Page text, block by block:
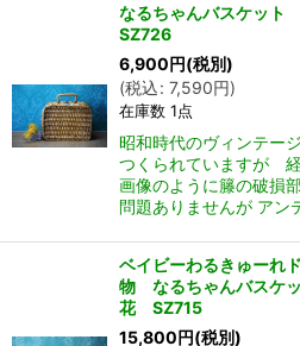
なるちゃんバスケッ
SZ726
6,900円(税別)
(税込: 7,590円)
在庫数 1点
昭和時代のヴィンテー
つくられていますが
画像のように籐の破損
問題ありませんが ア
ベイビーわるきゅーれ
物 なるちゃんバス
花 SZ715
15,800円(税別)